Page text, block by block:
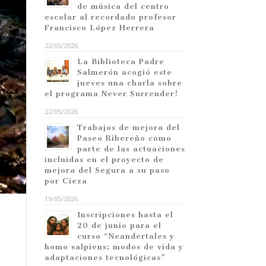
de música del centro
escolar al recordado profesor
Francisco López Herrera
22/05/2026
La Biblioteca Padre
Salmerón acogió este
jueves una charla sobre
el programa Never Surrender!
22/05/2026
Trabajos de mejora del
Paseo Ribereño como
parte de las actuaciones
incluidas en el proyecto de
mejora del Segura a su paso
por Cieza
19/05/2026
Inscripciones hasta el
20 de junio para el
curso “Neandertales y
homo salpiens: modos de vida y
adaptaciones tecnológicas”